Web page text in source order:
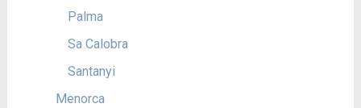
Palma
Sa Calobra
Santanyi
Menorca